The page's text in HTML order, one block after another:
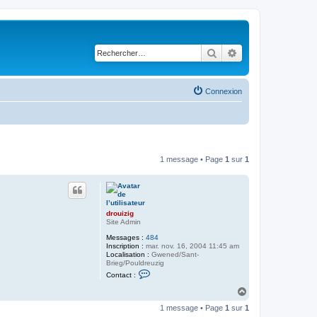
Rechercher
Connexion
1 message • Page 1 sur 1
drouizig
Site Admin
Messages : 484
Inscription : mar. nov. 16, 2004 11:45 am
Localisation : Gwened/Sant-
Brieg/Pouldreuzig
Contact :
u
1 message • Page 1 sur 1